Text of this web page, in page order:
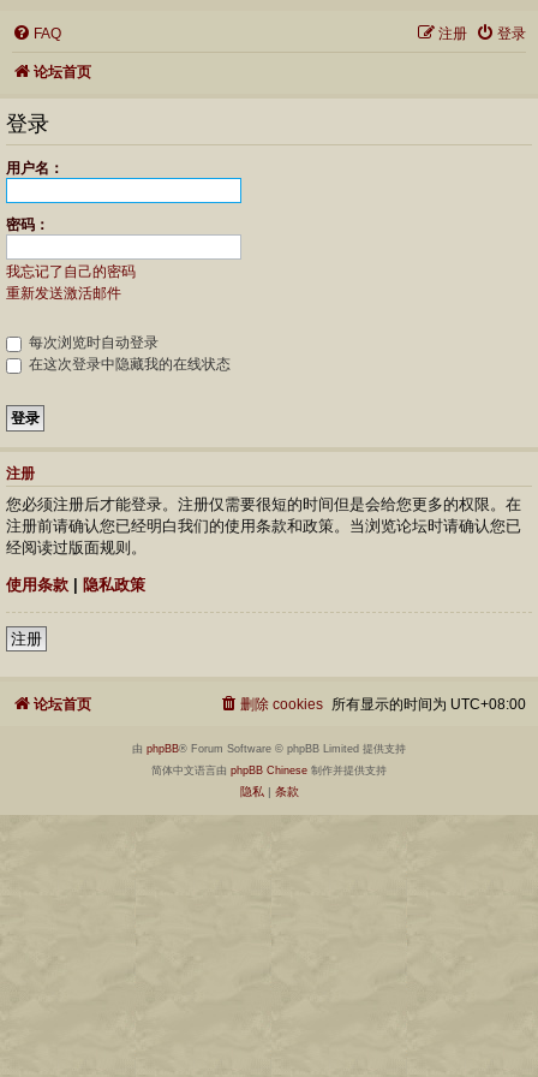
FAQ 登录
注册
论坛首页
登录
用户名：
密码：
我忘记了自己的密码
重新发送激活邮件
每次浏览时自动登录
在这次登录中隐藏我的在线状态
注册
您必须注册后才能登录。注册仅需要很短的时间但是会给您更多的权限。在
注册前请确认您已经明白我们的使用条款和政策。当浏览论坛时请确认您已
经阅读过版面规则。
使用条款 隐私政策
注册
论坛首页 所有显示的时间为 UTC+08:00
删除 cookies
由 phpBB® Forum Software © phpBB Limited 提供支持
简体中文语言由 phpBB Chinese 制作并提供支持
隐私| 条款